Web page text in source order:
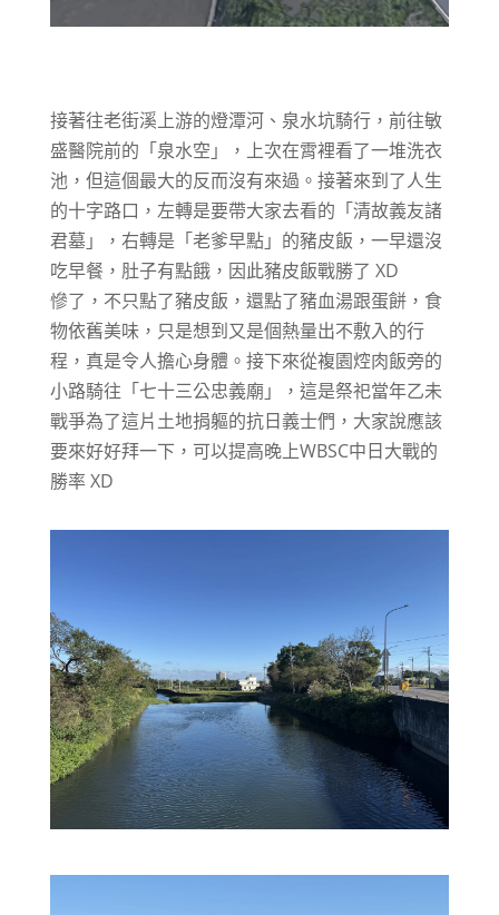
接著往老街溪上游的燈潭河、泉水坑騎行，前往敏
盛醫院前的「泉水空」，上次在霄裡看了一堆洗衣
池，但這個最大的反而沒有來過。接著來到了人生
的十字路口，左轉是要帶大家去看的「清故義友諸
君墓」，右轉是「老爹早點」的豬皮飯，一早還沒
吃早餐，肚子有點餓，因此豬皮飯戰勝了 XD
慘了，不只點了豬皮飯，還點了豬血湯跟蛋餅，食
物依舊美味，只是想到又是個熱量出不敷入的行
程，真是令人擔心身體。接下來從複園焢肉飯旁的
小路騎往「七十三公忠義廟」，這是祭祀當年乙未
戰爭為了這片土地捐軀的抗日義士們，大家說應該
要來好好拜一下，可以提高晚上WBSC中日大戰的
勝率 XD